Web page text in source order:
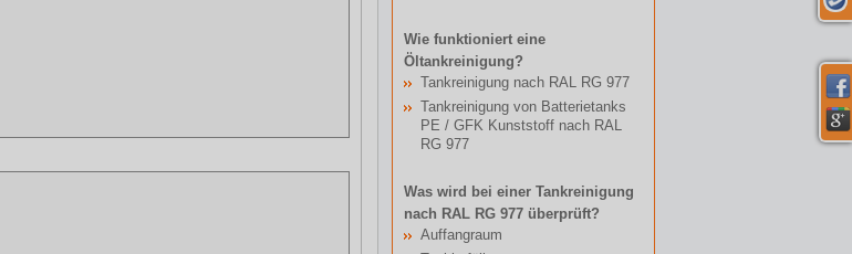
Wie funktioniert eine
Öltankreinigung?
Tankreinigung nach RAL RG 977
Tankreinigung von Batterietanks
PE / GFK Kunststoff nach RAL
RG 977
Was wird bei einer Tankreinigung
nach RAL RG 977 überprüft?
Auffangraum